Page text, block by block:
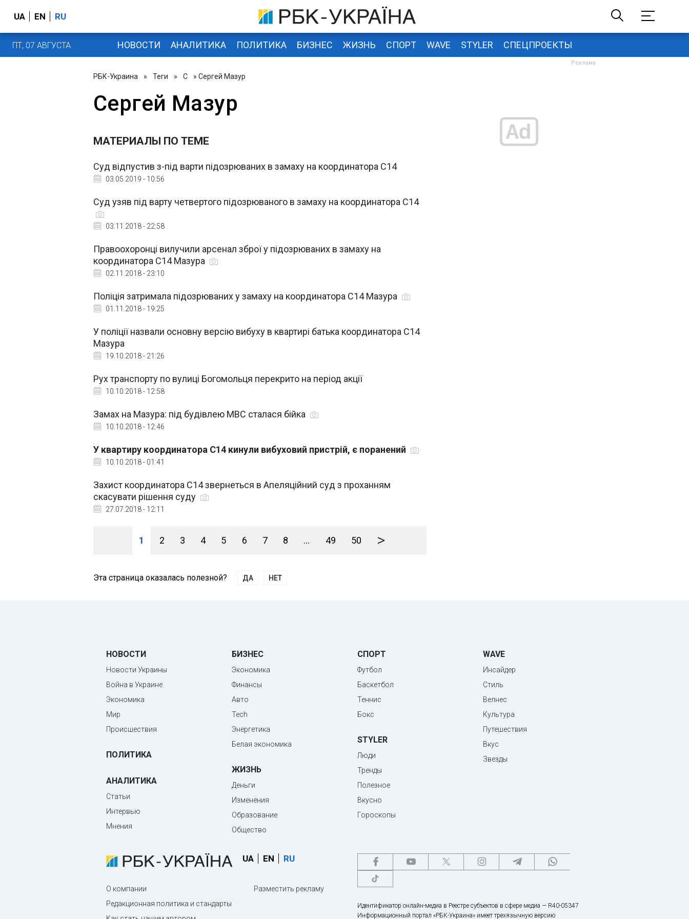
UA EN RU
ПТ, 07 АВГУСТА НОВОСТИ АНАЛИТИКА ПОЛИТИКА БИЗНЕС ЖИЗНЬ СПОРТ WAVE STYLER СПЕЦПРОЕКТЫ
РБК-Украина » Теги » С » Сергей Мазур
Сергей Мазур
МАТЕРИАЛЫ ПО ТЕМЕ
Суд відпустив з-під варти підозрюваних в замаху на координатора С14
03.05.2019 - 10:56
Суд узяв під варту четвертого підозрюваного в замаху на координатора С14
03.11.2018 - 22:58
Правоохоронці вилучили арсенал зброї у підозрюваних в замаху на
координатора С14 Мазура
02.11.2018 - 23:10
Поліція затримала підозрюваних у замаху на координатора С14 Мазура
01.11.2018 - 19:25
У поліції назвали основну версію вибуху в квартирі батька координатора С14
Мазура
19.10.2018 - 21:26
Рух транспорту по вулиці Богомольця перекрито на період акції
10.10.2018 - 12:58
Замах на Мазура: під будівлею МВС сталася бійка
10.10.2018 - 12:46
У квартиру координатора С14 кинули вибуховий пристрій, є поранений
10.10.2018 - 01:41
Захист координатора С14 звернеться в Апеляційний суд з проханням
скасувати рішення суду
27.07.2018 - 12:11
1 2 3 4 5 6 7 8 ... 49 50 >
Эта страница оказалась полезной? ДА НЕТ
НОВОСТИ
Новости Украины
Война в Украине
Экономика
Мир
Происшествия
ПОЛИТИКА
АНАЛИТИКА
Статьи
Интервью
Мнения
БИЗНЕС
Экономика
Финансы
Авто
Tech
Энергетика
Белая экономика
ЖИЗНЬ
Деньги
Изменения
Образование
Общество
СПОРТ
Футбол
Баскетбол
Теннис
Бокс
STYLER
Люди
Тренды
Полезное
Вкусно
Гороскопы
WAVE
Инсайдер
Стиль
Велнес
Культура
Путешествия
Вкус
Звезды
UA EN RU
О компании
Редакционная политика и стандарты
Разместить рекламу
Идентификатор онлайн-медиа в Реестре субъектов в сфере медиа — R40-05347
Информационный портал «РБК-Украина» имеет трехязычную версию